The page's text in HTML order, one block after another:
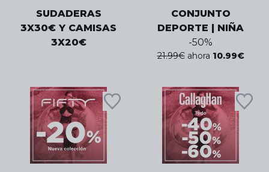
SUDADERAS
3X30€ Y CAMISAS
3X20€
CONJUNTO
DEPORTE | NIÑA
-50%
21.99€ ahora 10.99€